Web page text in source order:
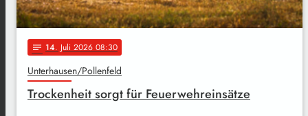
notes 14. Juli 2026 08:30
Unterhausen/Pollenfeld
Trockenheit sorgt für Feuerwehreinsätze